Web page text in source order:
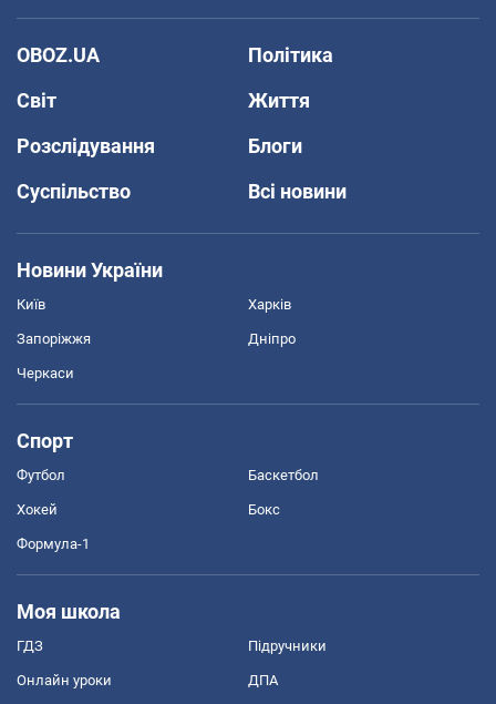
OBOZ.UA
Політика
Світ
Життя
Розслідування
Блоги
Суспільство
Всі новини
Новини України
Київ Харків
Запоріжжя Дніпро
Черкаси
Спорт
Футбол Баскетбол
Хокей Бокс
Формула-1
Моя школа
ГДЗ Підручники
Онлайн уроки ДПА